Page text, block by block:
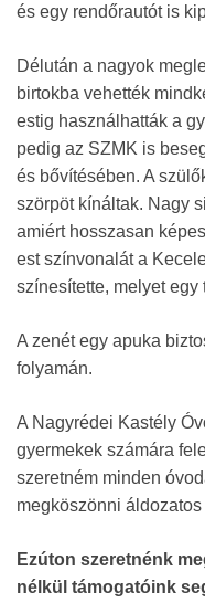
és egy rendőrautót is
Délután a nagyok
birtokba vehették
estig használhatták a
pedig az SZMK is
és bővítésében. A
szörpöt kínáltak. Nagy
amiért hosszasan
est színvonalát a
színesítette, melyet egy
A zenét egy apuka
folyamán.
A Nagyrédei Kastély
gyermekek számára
szeretném minden
megköszönni
Ezúton szeretnénk
nélkül támogatóink